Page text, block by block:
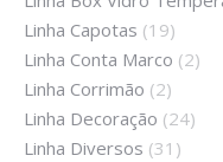
Linha Capotas (19)
Linha Conta Marco (2)
Linha Corrimão (2)
Linha Decoração (24)
Linha Diversos (31)